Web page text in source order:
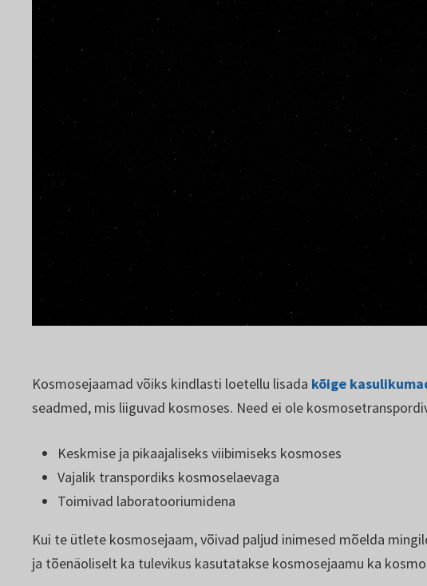
Kosmosejaamad võiks kindlasti loetellu lisada kõige
seadmed, mis liiguvad kosmoses. Need ei ole
Keskmise ja pikaajaliseks viibimiseks kosmoses
Vajalik transpordiks kosmoselaevaga
Toimivad laboratooriumidena
Kui te ütlete kosmosejaam, võivad paljud inimesed mõelda
ja tõenäoliselt ka tulevikus kasutatakse kosmosejaamu ka